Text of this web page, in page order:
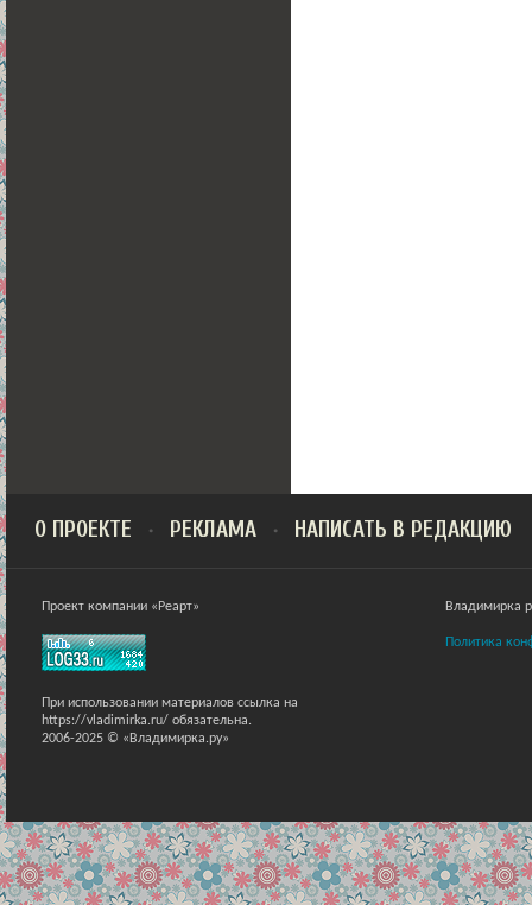
О ПРОЕКТЕ РЕКЛАМА НАПИСАТЬ В РЕДАКЦИЮ
Проект компании «Реарт»
При использовании материалов ссылка на
https://vladimirka.ru/ обязательна.
2006-2025 © «Владимирка.ру»
Владимирка
Политика